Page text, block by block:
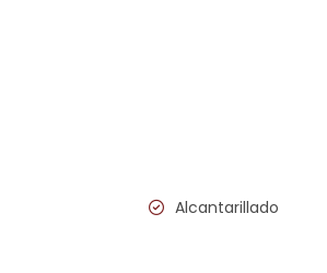
Alcantarillado